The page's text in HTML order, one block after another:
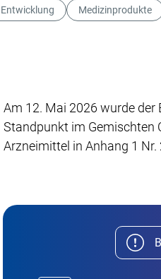
Medizinprodukte
Am 12. Mai 2026 wurde der
Standpunkt im Gemischten
Arzneimittel in Anhang 1